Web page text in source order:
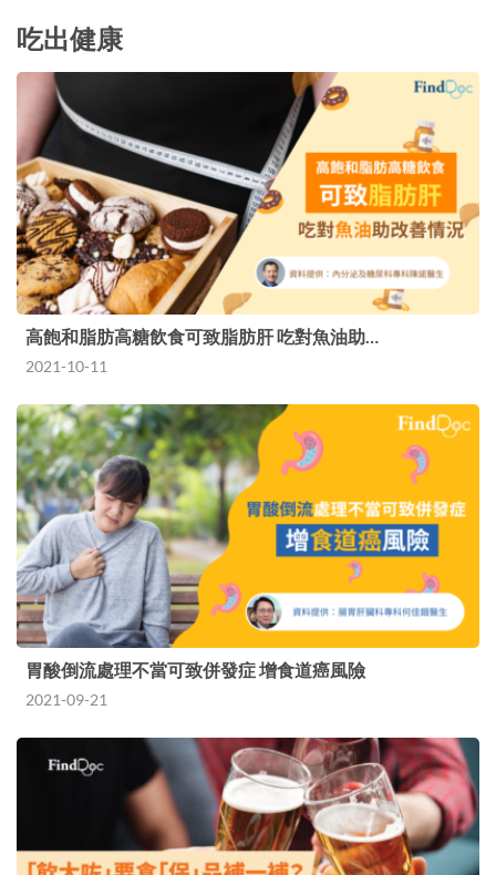
吃出健康
高飽和脂肪高糖飲食可致脂肪肝 吃對魚油助…
2021-10-11
胃酸倒流處理不當可致併發症 增食道癌風險
2021-09-21